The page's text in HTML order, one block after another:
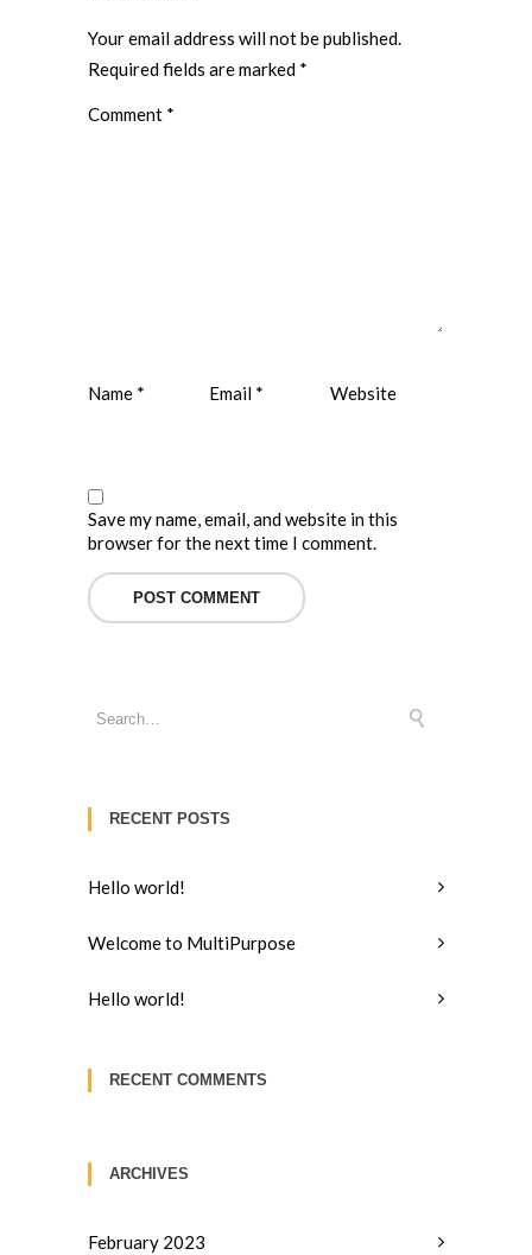
Your email address will not be published.
Required fields are marked *
Comment *
Name * Email * Website
Save my name, email, and website in this
browser for the next time I comment.
RECENT POSTS
Hello world!
Welcome to MultiPurpose
Hello world!
RECENT COMMENTS
ARCHIVES
February 2023